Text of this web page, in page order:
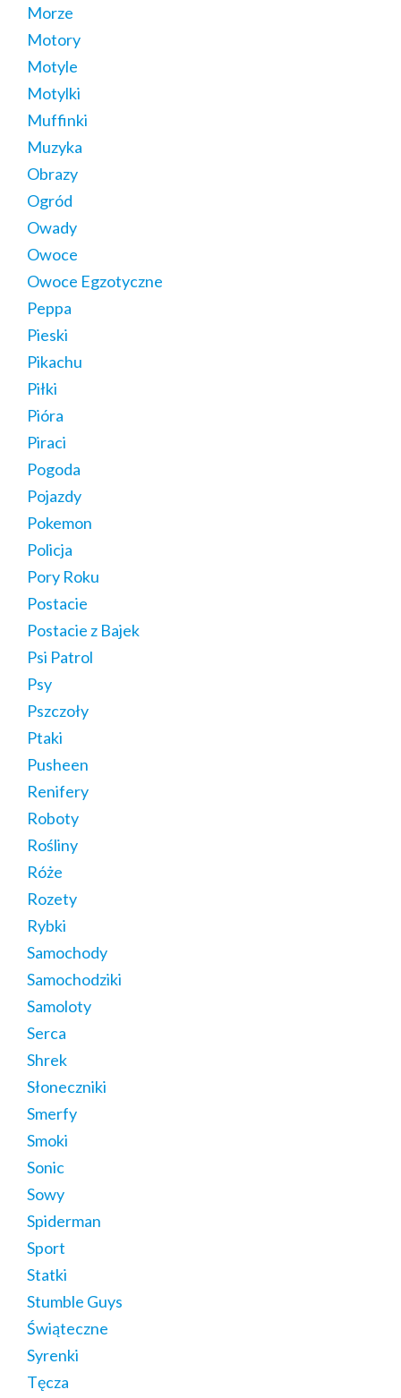
Morze
Motory
Motyle
Motylki
Muffinki
Muzyka
Obrazy
Ogród
Owady
Owoce
Owoce Egzotyczne
Peppa
Pieski
Pikachu
Piłki
Pióra
Piraci
Pogoda
Pojazdy
Pokemon
Policja
Pory Roku
Postacie
Postacie z Bajek
Psi Patrol
Psy
Pszczoły
Ptaki
Pusheen
Renifery
Roboty
Rośliny
Róże
Rozety
Rybki
Samochody
Samochodziki
Samoloty
Serca
Shrek
Słoneczniki
Smerfy
Smoki
Sonic
Sowy
Spiderman
Sport
Statki
Stumble Guys
Świąteczne
Syrenki
Tęcza